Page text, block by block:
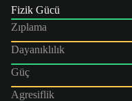
Fizik Gücü
Zıplama
Dayanıklılık
Güç
Agresiflik